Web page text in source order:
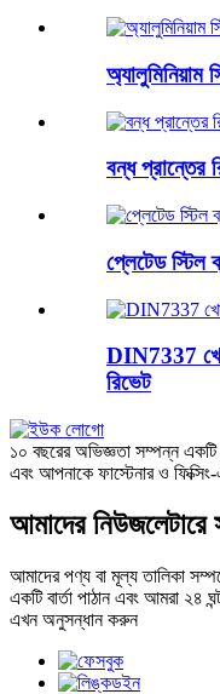
অ্যালুমিনিয়াম
বন্ধ প্রান্তের
প্লেটেড স্টিল
DIN7337
রিভেট
১০ বছরের অভিজ্ঞতা সম্পন্ন
এবং আপনাকে ফাস্টেনার ও ফিক্সিং-
আমাদের নিউজলেটারে
আমাদের পণ্য বা মূল্য তালিকা
একটি বার্তা পাঠান এবং আমরা ২৪
এখন অনুসন্ধান করুন